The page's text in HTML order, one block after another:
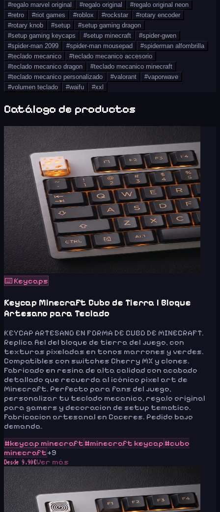
#regalo marvel original #regalo original #regalo original neon
#retro #riot games #roblox #rockstar #rotary encoder
#rotary knob #setup #setup gaming dragon
#setup gaming keycaps #setup minecraft #spider-gwen
#spider-man 2099 #spider-man mousepad #spiderman alfombrilla
#teclado mecanico #teclado mecanico accesorio
#teclado mecanico dragon #teclado mecanico minecraft
#teclado mecanico personalizado #valorant #vaporwave
#volumen teclado #waifu #xxl
Catálogo de productos
⌨️ Keycaps
Keycap Minecraft Cubo de Tierra | Bloque
Artesano para Teclado
KEYCAP ARTESANO EN FORMA DE CUBO DE MINECRAFT.
Replica fiel del bloque de tierra del juego, con
texturas pixeladas en tonos marrones y verdes.
Compatibles con switches Cherry MX y clones.
Fabricado en resina de alta calidad con acabado
detallado que recuerda al icónico pixel art de
Minecraft. Perfecto para fans del juego,
personalizar tu teclado mecanico, regalo original
para gamers y decoracion de setup tematico.
Fabricacion artesanal en Caceres. Pedido bajo
demanda.
#keycap minecraft #minecraft keycap #cubo
minecraft+9
Desde 9.90€Ver más